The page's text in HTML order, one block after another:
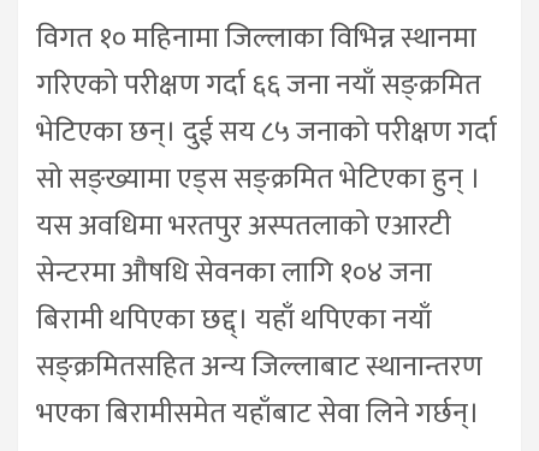
विगत १० महिनामा जिल्लाका विभिन्न स्थानमा
गरिएको परीक्षण गर्दा ६६ जना नयाँ सङ्क्रमित
भेटिएका छन्। दुई सय ८५ जनाको परीक्षण गर्दा
सो सङ्ख्यामा एड्स सङ्क्रमित भेटिएका हुन् ।
यस अवधिमा भरतपुर अस्पतलाको एआरटी
सेन्टरमा औषधि सेवनका लागि १०४ जना
बिरामी थपिएका छद्द्। यहाँ थपिएका नयाँ
सङ्क्रमितसहित अन्य जिल्लाबाट स्थानान्तरण
भएका बिरामीसमेत यहाँबाट सेवा लिने गर्छन्।